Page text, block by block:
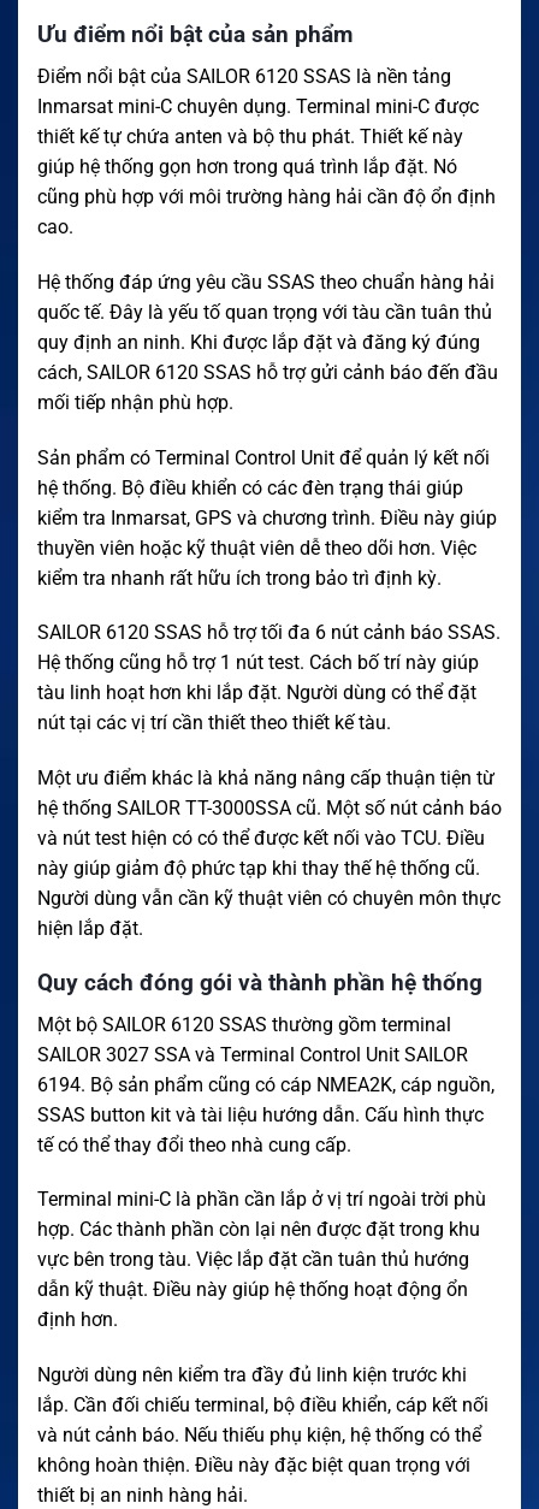
Ưu điểm nổi bật của sản phẩm
Điểm nổi bật của SAILOR 6120 SSAS là nền tảng
Inmarsat mini-C chuyên dụng. Terminal mini-C được
thiết kế tự chứa anten và bộ thu phát. Thiết kế này
giúp hệ thống gọn hơn trong quá trình lắp đặt. Nó
cũng phù hợp với môi trường hàng hải cần độ ổn định
cao.
Hệ thống đáp ứng yêu cầu SSAS theo chuẩn hàng hải
quốc tế. Đây là yếu tố quan trọng với tàu cần tuân thủ
quy định an ninh. Khi được lắp đặt và đăng ký đúng
cách, SAILOR 6120 SSAS hỗ trợ gửi cảnh báo đến đầu
mối tiếp nhận phù hợp.
Sản phẩm có Terminal Control Unit để quản lý kết nối
hệ thống. Bộ điều khiển có các đèn trạng thái giúp
kiểm tra Inmarsat, GPS và chương trình. Điều này giúp
thuyền viên hoặc kỹ thuật viên dễ theo dõi hơn. Việc
kiểm tra nhanh rất hữu ích trong bảo trì định kỳ.
SAILOR 6120 SSAS hỗ trợ tối đa 6 nút cảnh báo SSAS.
Hệ thống cũng hỗ trợ 1 nút test. Cách bố trí này giúp
tàu linh hoạt hơn khi lắp đặt. Người dùng có thể đặt
nút tại các vị trí cần thiết theo thiết kế tàu.
Một ưu điểm khác là khả năng nâng cấp thuận tiện từ
hệ thống SAILOR TT-3000SSA cũ. Một số nút cảnh báo
và nút test hiện có có thể được kết nối vào TCU. Điều
này giúp giảm độ phức tạp khi thay thế hệ thống cũ.
Người dùng vẫn cần kỹ thuật viên có chuyên môn thực
hiện lắp đặt.
Quy cách đóng gói và thành phần hệ thống
Một bộ SAILOR 6120 SSAS thường gồm terminal
SAILOR 3027 SSA và Terminal Control Unit SAILOR
6194. Bộ sản phẩm cũng có cáp NMEA2K, cáp nguồn,
SSAS button kit và tài liệu hướng dẫn. Cấu hình thực
tế có thể thay đổi theo nhà cung cấp.
Terminal mini-C là phần cần lắp ở vị trí ngoài trời phù
hợp. Các thành phần còn lại nên được đặt trong khu
vực bên trong tàu. Việc lắp đặt cần tuân thủ hướng
dẫn kỹ thuật. Điều này giúp hệ thống hoạt động ổn
định hơn.
Người dùng nên kiểm tra đầy đủ linh kiện trước khi
lắp. Cần đối chiếu terminal, bộ điều khiển, cáp kết nối
và nút cảnh báo. Nếu thiếu phụ kiện, hệ thống có thể
không hoàn thiện. Điều này đặc biệt quan trọng với
thiết bị an ninh hàng hải.